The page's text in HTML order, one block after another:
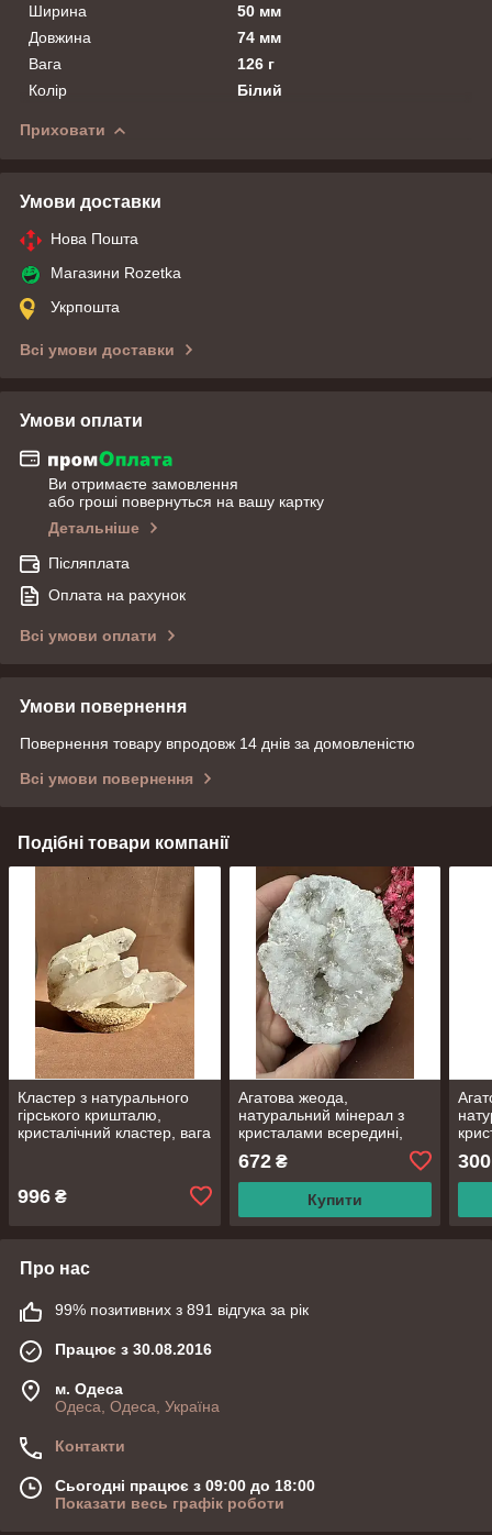
Ширина
50 мм
Довжина
74 мм
Вага
126 г
Колір
Білий
Приховати
Умови доставки
Нова Пошта
Магазини Rozetka
Укрпошта
Всі умови доставки
Умови оплати
Ви отримаєте замовлення
або гроші повернуться на вашу картку
Детальніше
Післяплата
Оплата на рахунок
Всі умови оплати
Умови повернення
Повернення товару впродовж 14 днів за домовленістю
Всі умови повернення
Подібні товари компанії
Кластер з натурального
гірського кришталю,
кристалічний кластер, вага
996 ₴
Агатова жеода,
натуральний мінерал з
кристалами всередині,
розмір 84*74*30, вага 168
грамів. Бразилія
672₴
Купити
300
Про нас
99% позитивних з 891 відгука за рік
Працює з 30.08.2016
м. Одеса
Одеса, Одеса, Україна
Контакти
Сьогодні працює з 09:00 до 18:00
Показати весь графік роботи